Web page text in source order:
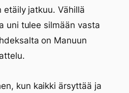
etäily jatkuu. Vähillä
uni tulee silmään vasta
on Manuun
kun kaikki ärsyttää ja